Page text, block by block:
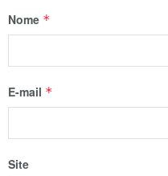
Nome *
E-mail *
Site